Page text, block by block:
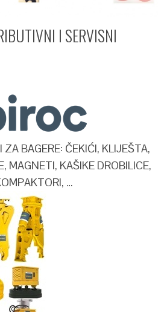
I SERVISNI
ZA BAGERE: ČEKIĆI, KLIJEŠTA,
MAGNETI, KAŠIKE DROBILICE,
…